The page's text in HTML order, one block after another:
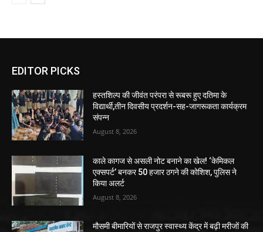
EDITOR PICKS
हस्तशिल्प की जीवंत परंपरा से रूबरू हुए दतिमा के
विद्यार्थी,तीन दिवसीय प्रदर्शन-सह-जागरूकता कार्यक्रम
संपन्न
August 8, 2026
काले कागज से असली नोट बनाने का खेल! ‘केमिकल
एक्सपर्ट’ बनकर 50 हजार ठगने की कोशिश, पुलिस ने
किया अलर्ट
August 8, 2026
मौसमी बीमारियों से राजपुर स्वास्थ्य केंद्र में बढ़ी मरीजों की